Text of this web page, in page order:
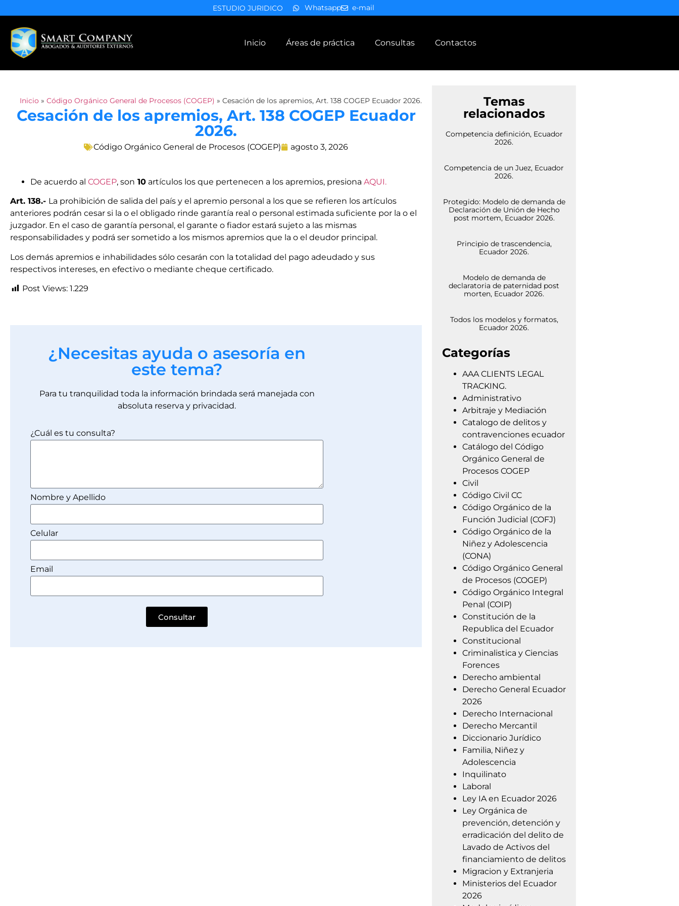
ESTUDIO JURIDICO Whatsapp e-mail
Inicio Áreas de práctica Consultas Contactos
Inicio » Código Orgánico General de Procesos (COGEP) » Cesación de los apremios, Art. 138 COGEP Ecuador 2026.
Cesación de los apremios, Art. 138 COGEP Ecuador
2026.
Código Orgánico General de Procesos (COGEP) agosto 3, 2026
De acuerdo al COGEP, son 10 artículos los que pertenecen a los apremios, presiona AQUI.
Art. 138.- La prohibición de salida del país y el apremio personal a los que se refieren los artículos
anteriores podrán cesar si la o el obligado rinde garantía real o personal estimada suficiente por la o el
juzgador. En el caso de garantía personal, el garante o fiador estará sujeto a las mismas
responsabilidades y podrá ser sometido a los mismos apremios que la o el deudor principal.
Los demás apremios e inhabilidades sólo cesarán con la totalidad del pago adeudado y sus
respectivos intereses, en efectivo o mediante cheque certificado.
Post Views: 1.229
¿Necesitas ayuda o asesoría en
este tema?
Para tu tranquilidad toda la información brindada será manejada con
absoluta reserva y privacidad.
¿Cuál es tu consulta?
Nombre y Apellido
Celular
Email
Consultar
Temas
relacionados
Competencia definición, Ecuador
2026.
Competencia de un Juez, Ecuador
2026.
Protegido: Modelo de demanda de
Declaración de Unión de Hecho
post mortem, Ecuador 2026.
Principio de trascendencia,
Ecuador 2026.
Modelo de demanda de
declaratoria de paternidad post
morten, Ecuador 2026.
Todos los modelos y formatos,
Ecuador 2026.
Categorías
AAA CLIENTS LEGAL
TRACKING.
Administrativo
Arbitraje y Mediación
Catalogo de delitos y
contravenciones ecuador
Catálogo del Código
Orgánico General de
Procesos COGEP
Civil
Código Civil CC
Código Orgánico de la
Función Judicial (COFJ)
Código Orgánico de la
Niñez y Adolescencia
(CONA)
Código Orgánico General
de Procesos (COGEP)
Código Orgánico Integral
Penal (COIP)
Constitución de la
Republica del Ecuador
Constitucional
Criminalistica y Ciencias
Forences
Derecho ambiental
Derecho General Ecuador
2026
Derecho Internacional
Derecho Mercantil
Diccionario Jurídico
Familia, Niñez y
Adolescencia
Inquilinato
Laboral
Ley IA en Ecuador 2026
Ley Orgánica de
prevención, detención y
erradicación del delito de
Lavado de Activos del
financiamiento de delitos
Migracion y Extranjeria
Ministerios del Ecuador
2026